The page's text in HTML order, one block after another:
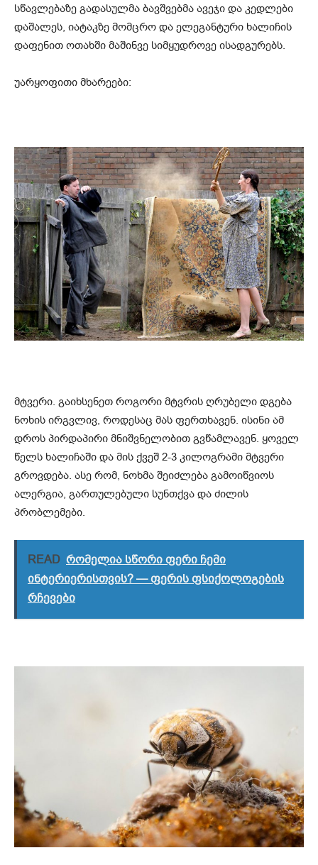
სწავლებაზე გადასულმა ბავშვებმა ავეჯი და კედლები
დაშალეს, იატაკზე მომცრო და ელეგანტური ხალიჩის
დაფენით ოთახში მაშინვე სიმყუდროვე ისადგურებს.
უარყოფითი მხარეები:
მტვერი. გაიხსენეთ როგორი მტვრის ღრუბელი დგება
ნოხის ირგვლივ, როდესაც მას ფერთხავენ. ისინი ამ
დროს პირდაპირი მნიშვნელობით გვწამლავენ. ყოველ
წელს ხალიჩაში და მის ქვეშ 2-3 კილოგრამი მტვერი
გროვდება. ასე რომ, ნოხმა შეიძლება გამოიწვიოს
ალერგია, გართულებული სუნთქვა და ძილის
პრობლემები.
READ რომელია სწორი ფერი ჩემი
ინტერიერისთვის? — ფერის ფსიქოლოგების
რჩევები